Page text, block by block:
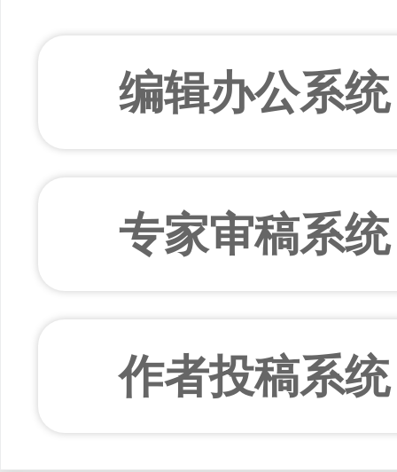
编辑办公系统
专家审稿系统
作者投稿系统